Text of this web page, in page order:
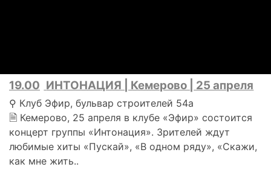
19.00 ИНТОНАЦИЯ | Кемерово | 25 апреля
⚲ Клуб Эфир, бульвар строителей 54а
🗎 Кемерово, 25 апреля в клубе «Эфир» состоится
концерт группы «Интонация». Зрителей ждут
любимые хиты «Пускай», «В одном ряду», «Скажи,
как мне жить..